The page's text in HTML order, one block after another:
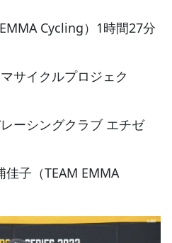
Cycling）1時間27分
サイクルプロジェク
ーシングクラブ エチゼ
子（TEAM EMMA